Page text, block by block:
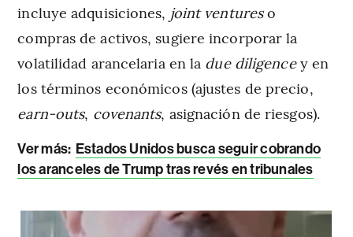
incluye adquisiciones, joint ventureso
compras de activos, sugiere incorporar la
volatilidad arancelaria en la due diligencey en
los términos económicos (ajustes de precio,
earn-outs, covenants, asignación de riesgos).
Ver más: Estados Unidos busca seguir cobrando
los aranceles de Trump tras revés en tribunales